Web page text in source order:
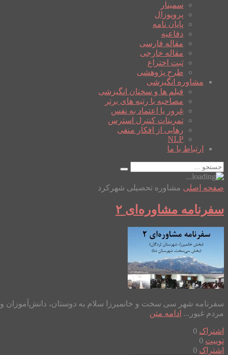
سمینار
پروپوزال
پایان نامه
دفاعیه
مقاله فارسی
مقاله خارجی
ثبت اختراع
طرح پژوهشی
مشاوره انگیزشی
فیلم ها و سخنان انگیزشی
مصاحبه با رتبه های برتر
غرور یا اعتماد به نفس
تمرینات کنترل استرس
رهایی از افکار منفی
NLP
ارتباط با ما
صفحه اصلی مشاوره تحصیلی شهرکرد
سفرنامه مشاوره‌ای ۲
سفرنامه شهر سی سخت و خانمیرزا سلام به دوستان، دانش‌آموزان و
مردم غیور... ادامه متن
اشتراک 0
توییت 0
اشتراک 0